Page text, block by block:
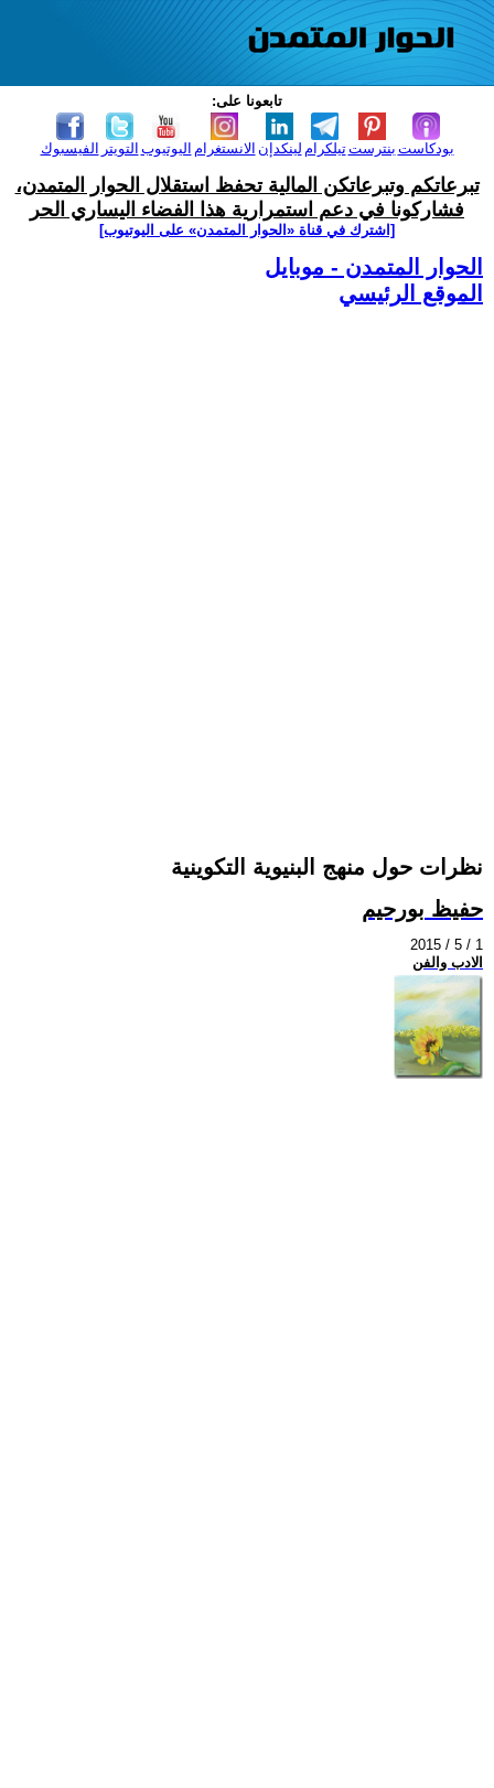
تابعونا على:
الفيسبوك التويتر اليوتيوب الانستغرام لينكدإن تيلكرامبنترست بودكاست
تبرعاتكم وتبرعاتكن المالية تحفظ استقلال الحوار المتمدن،
فشاركونا في دعم استمرارية هذا الفضاء اليساري الحر
[اشترك في قناة ‫«الحوار المتمدن» على اليوتيوب]
الحوار المتمدن - موبايل
الموقع الرئيسي
نظرات حول منهج البنيوية التكوينية
حفيظ بورحيم
2015 / 5 / 1
الادب والفن